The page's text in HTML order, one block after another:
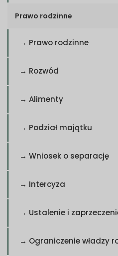
Prawo rodzinne
→ Prawo rodzinne
→ Rozwód
→ Alimenty
→ Podział majątku
→ Wniosek o separację
→ Intercyza
→ Ustalenie i
→ Ograniczenie władzy